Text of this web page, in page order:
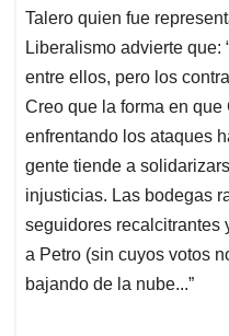
Talero quien fue
Liberalismo advierte que:
entre ellos, pero los
Creo que la forma en
enfrentando los ataques
gente tiende a
injusticias. Las bodegas
seguidores recalcitrantes
a Petro (sin cuyos votos
bajando de la nube...”